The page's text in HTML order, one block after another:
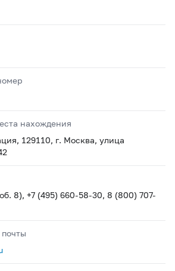
нахождения
129110, г. Москва, улица
8), +7 (495) 660-58-30, 8 (800) 707-